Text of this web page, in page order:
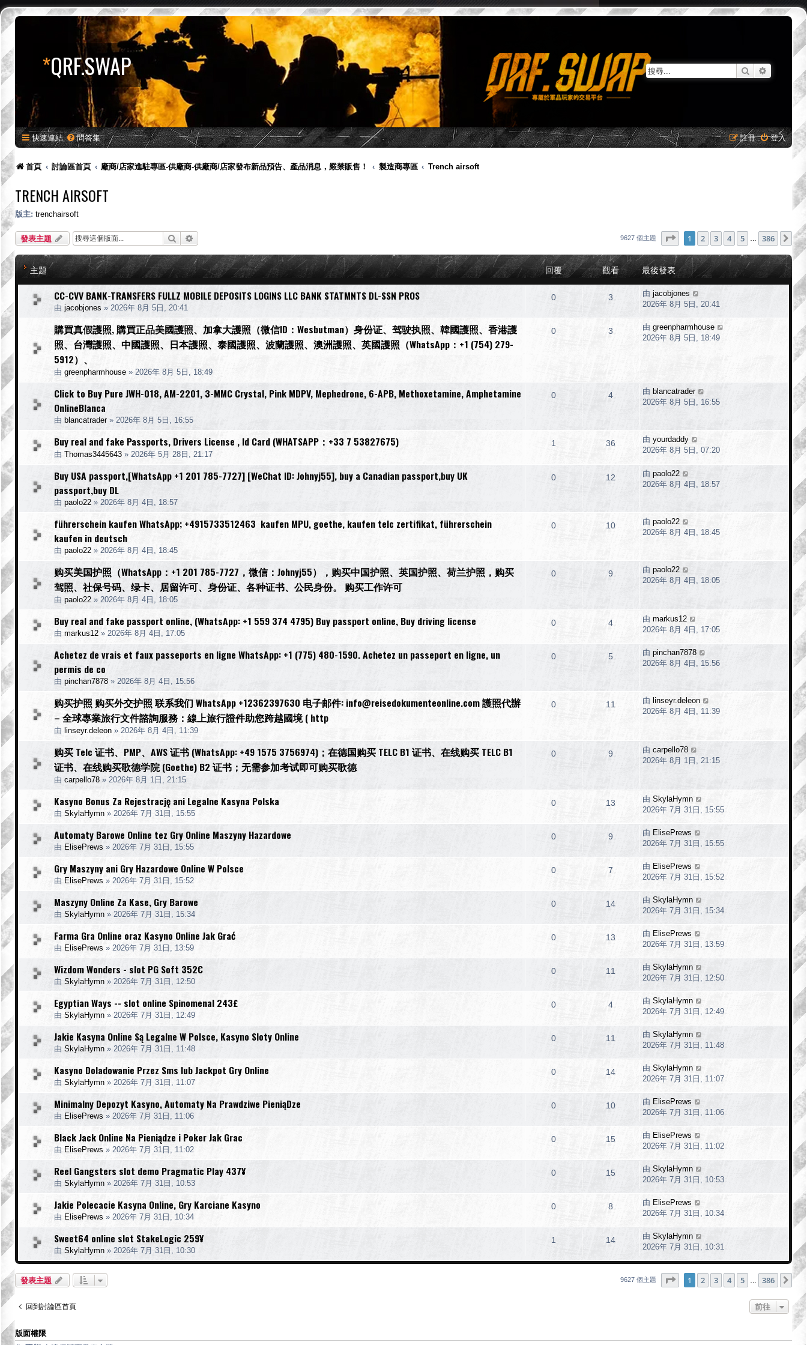
*QRF.SWAP 搜尋
快速連結 問答集 登入
註冊
首頁 討論區首頁 廠商/店家進駐專區-供廠商-供廠商/店家發布新品預告、產品消息，嚴禁販售！ 製造商專區 Trench airsoft
TRENCH AIRSOFT
版主: trenchairsoft
發表主題 搜尋 9627 個主題 1頁 (共 386 頁)
1 2 3 4 5 386 下
主題 回覆 觀看 最後發表
CC-CVV BANK-TRANSFERS FULLZ MOBILE DEPOSITS LOGINS LLC BANK STATMNTS DL-SSN PROS
由 jacobjones » 2026年 8月 5日, 20:41
0 3 由 jacobjones
2026年 8月 5日, 20:41
購買真假護照, 購買正品美國護照、加拿大護照（微信ID：Wesbutman）身份证、驾驶执照、韓國護照、香港護
照、台灣護照、中國護照、日本護照、泰國護照、波蘭護照、澳洲護照、英國護照（WhatsApp：+1 (754) 279-
5912）、
由 greenpharmhouse » 2026年 8月 5日, 18:49
0 3 由 greenpharmhouse
2026年 8月 5日, 18:49
Click to Buy Pure JWH-018, AM-2201, 3-MMC Crystal, Pink MDPV, Mephedrone, 6-APB, Methoxetamine, Amphetamine
OnlineBlanca
由 blancatrader» 2026年 8月 5日, 16:55
0 4 由 blancatrader
2026年 8月 5日, 16:55
Buy real and fake Passports, Drivers License , Id Card (WHATSAPP：+33 7 53827675)
由 Thomas3445643 » 2026年 5月 28日, 21:17
1 36 由 yourdaddy
2026年 8月 5日, 07:20
Buy USA passport,[WhatsApp +1 201 785-7727] [WeChat ID: Johnyj55], buy a Canadian passport,buy UK
passport,buy DL
由 paolo22 » 2026年 8月 4日, 18:57
0 12 由 paolo22
2026年 8月 4日, 18:57
führerschein kaufen WhatsApp; +4915733512463 kaufen MPU, goethe, kaufen telc zertifikat, führerschein
kaufen in deutsch
由 paolo22 » 2026年 8月 4日, 18:45
0 10 由 paolo22
2026年 8月 4日, 18:45
购买美国护照（WhatsApp：+1 201 785-7727，微信：Johnyj55），购买中国护照、英国护照、荷兰护照，购买
驾照、社保号码、绿卡、居留许可、身份证、各种证书、公民身份。 购买工作许可
由 paolo22 » 2026年 8月 4日, 18:05
0 9 由 paolo22
2026年 8月 4日, 18:05
Buy real and fake passport online, (WhatsApp: +1 559 374 4795) Buy passport online, Buy driving license
由 markus12 » 2026年 8月 4日, 17:05
0 4 由 markus12
2026年 8月 4日, 17:05
Achetez de vrais et faux passeports en ligne WhatsApp: +1 (775) 480-1590. Achetez un passeport en ligne, un
permis de co
由 pinchan7878 » 2026年 8月 4日, 15:56
0 5 由 pinchan7878
2026年 8月 4日, 15:56
购买护照 购买外交护照 联系我们 WhatsApp +12362397630 电子邮件: info@reisedokumenteonline.com 護照代辦
– 全球專業旅行文件諮詢服務：線上旅行證件助您跨越國境 ( http
由 linseyr.deleon » 2026年 8月 4日, 11:39
0 11 由 linseyr.deleon
2026年 8月 4日, 11:39
购买 Telc 证书、PMP、AWS 证书 (WhatsApp: +49 1575 3756974)；在德国购买 TELC B1 证书、在线购买 TELC B1
证书、在线购买歌德学院 (Goethe) B2 证书；无需参加考试即可购买歌德
由 carpello78 » 2026年 8月 1日, 21:15
0 9 由 carpello78
2026年 8月 1日, 21:15
Kasyno Bonus Za Rejestrację ani Legalne Kasyna Polska
由 SkylaHymn » 2026年 7月 31日, 15:55
0 13 由 SkylaHymn
2026年 7月 31日, 15:55
Automaty Barowe Online tez Gry Online Maszyny Hazardowe
由 ElisePrews » 2026年 7月 31日, 15:55
0 9 由 ElisePrews
2026年 7月 31日, 15:55
Gry Maszyny ani Gry Hazardowe Online W Polsce
由 ElisePrews » 2026年 7月 31日, 15:52
0 7 由 ElisePrews
2026年 7月 31日, 15:52
Maszyny Online Za Kase, Gry Barowe
由 SkylaHymn » 2026年 7月 31日, 15:34
0 14 由 SkylaHymn
2026年 7月 31日, 15:34
Farma Gra Online oraz Kasyno Online Jak Grać
由 ElisePrews » 2026年 7月 31日, 13:59
0 13 由 ElisePrews
2026年 7月 31日, 13:59
Wizdom Wonders - slot PG Soft 352€
由 SkylaHymn » 2026年 7月 31日, 12:50
0 11 由 SkylaHymn
2026年 7月 31日, 12:50
Egyptian Ways -- slot online Spinomenal 243£
由 SkylaHymn » 2026年 7月 31日, 12:49
0 4 由 SkylaHymn
2026年 7月 31日, 12:49
Jakie Kasyna Online Są Legalne W Polsce, Kasyno Sloty Online
由 SkylaHymn » 2026年 7月 31日, 11:48
0 11 由 SkylaHymn
2026年 7月 31日, 11:48
Kasyno Doladowanie Przez Sms lub Jackpot Gry Online
由 SkylaHymn » 2026年 7月 31日, 11:07
0 14 由 SkylaHymn
2026年 7月 31日, 11:07
Minimalny Depozyt Kasyno, Automaty Na Prawdziwe PieniąDze
由 ElisePrews » 2026年 7月 31日, 11:06
0 10 由 ElisePrews
2026年 7月 31日, 11:06
Black Jack Online Na Pieniądze i Poker Jak Grac
由 ElisePrews » 2026年 7月 31日, 11:02
0 15 由 ElisePrews
2026年 7月 31日, 11:02
Reel Gangsters slot demo Pragmatic Play 437¥
由 SkylaHymn » 2026年 7月 31日, 10:53
0 15 由 SkylaHymn
2026年 7月 31日, 10:53
Jakie Polecacie Kasyna Online, Gry Karciane Kasyno
由 ElisePrews » 2026年 7月 31日, 10:34
0 8 由 ElisePrews
2026年 7月 31日, 10:34
Sweet64 online slot StakeLogic 259¥
由 SkylaHymn » 2026年 7月 31日, 10:30
1 14 由 SkylaHymn
2026年 7月 31日, 10:31
發表主題 9627 個主題 1頁 (共 386 頁)
1 2 3 4 5 386 下
回到討論區首頁 前往
版面權限